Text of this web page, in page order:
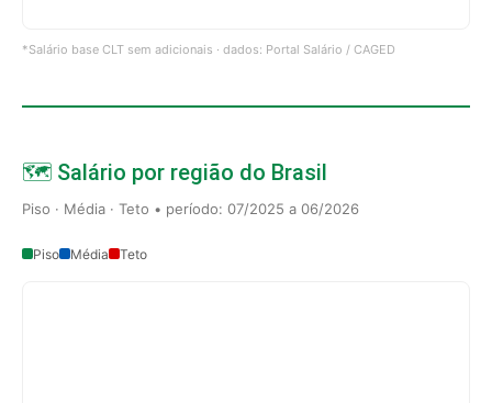
*Salário base CLT sem adicionais · dados: Portal Salário / CAGED
🗺️ Salário por região do Brasil
Piso · Média · Teto • período: 07/2025 a 06/2026
Piso Média Teto